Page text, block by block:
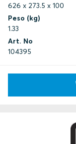
626 x 273.5 x 100
Peso (kg)
1.33
Art. No
104395